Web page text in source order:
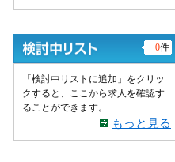
0件
「検討中リストに追加」をクリッ
クすると、ここから求人を確認す
ることができます。
もっと見る